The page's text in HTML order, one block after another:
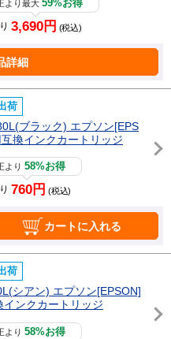
より最大59%お得
3,690円 (税込)
詳細
荷
ブラック) エプソン[EPS
換インクカートリッジ
より58%お得
760円 (税込)
カートに入れる
荷
シアン) エプソン[EPSON]
インクカートリッジ
より58%お得